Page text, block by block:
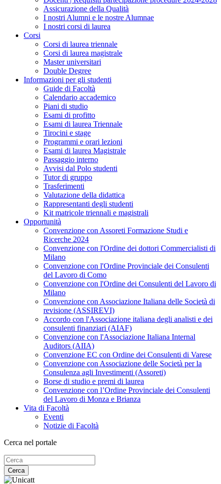
Assicurazione della Qualità
I nostri Alumni e le nostre Alumnae
I nostri corsi di laurea
Corsi
Corsi di laurea triennale
Corsi di laurea magistrale
Master universitari
Double Degree
Informazioni per gli studenti
Guide di Facoltà
Calendario accademico
Piani di studio
Esami di profitto
Esami di laurea Triennale
Tirocini e stage
Programmi e orari lezioni
Esami di laurea Magistrale
Passaggio interno
Avvisi dal Polo studenti
Tutor di gruppo
Trasferimenti
Valutazione della didattica
Rappresentanti degli studenti
Kit matricole triennali e magistrali
Opportunità
Convenzione con Assoreti Formazione Studi e
Ricerche 2024
Convenzione con l'Ordine dei dottori Commercialisti di
Milano
Convenzione con l'Ordine Provinciale dei Consulenti
del Lavoro di Como
Convenzione con l'Ordine dei Consulenti del Lavoro di
Milano
Convenzione con Associazione Italiana delle Società di
revisione (ASSIREVI)
Accordo con l'Associazione italiana degli analisti e dei
consulenti finanziari (AIAF)
Convenzione con l'Associazione Italiana Internal
Auditors (AIIA)
Convenzione EC con Ordine dei Consulenti di Varese
Convenzione con Associazione delle Società per la
Consulenza agli Investimenti (Assoreti)
Borse di studio e premi di laurea
Convenzione con l’Ordine Provinciale dei Consulenti
del Lavoro di Monza e Brianza
Vita di Facoltà
Eventi
Notizie di Facoltà
Cerca nel portale
Cerca